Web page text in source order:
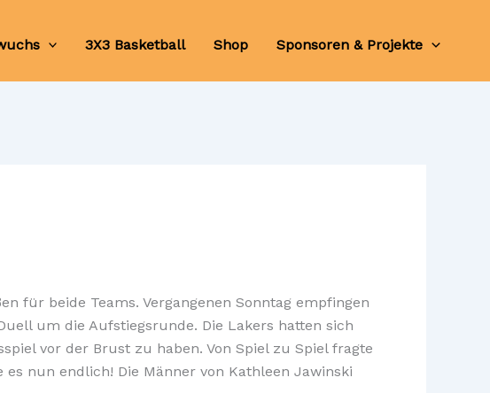
3X3 Basketball Shop Sponsoren & Projekte
für beide Teams. Vergangenen Sonntag empfingen
um die Aufstiegsrunde. Die Lakers hatten sich
vor der Brust zu haben. Von Spiel zu Spiel fragte
nun endlich! Die Männer von Kathleen Jawinski